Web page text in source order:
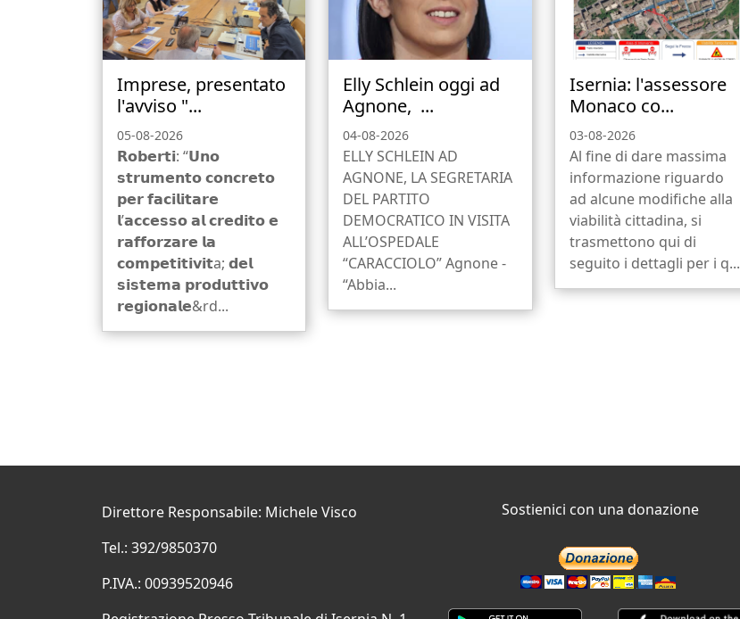
Imprese, presentato
l'avviso "...
05-08-2026
𝗥𝗼𝗯𝗲𝗿𝘁𝗶: “𝗨𝗻𝗼
𝘀𝘁𝗿𝘂𝗺𝗲𝗻𝘁𝗼 𝗰𝗼𝗻𝗰𝗿𝗲𝘁𝗼
𝗽𝗲𝗿 𝗳𝗮𝗰𝗶𝗹𝗶𝘁𝗮𝗿𝗲
𝗹’𝗮𝗰𝗰𝗲𝘀𝘀𝗼 𝗮𝗹 𝗰𝗿𝗲𝗱𝗶𝘁𝗼 𝗲
𝗿𝗮𝗳𝗳𝗼𝗿𝘇𝗮𝗿𝗲 𝗹𝗮
𝗰𝗼𝗺𝗽𝗲𝘁𝗶𝘁𝗶𝘃𝗶𝘁a; 𝗱𝗲𝗹
𝘀𝗶𝘀𝘁𝗲𝗺𝗮 𝗽𝗿𝗼𝗱𝘂𝘁𝘁𝗶𝘃𝗼
𝗿𝗲𝗴𝗶𝗼𝗻𝗮𝗹𝗲&rd...
Elly Schlein oggi ad
Agnone, ...
04-08-2026
ELLY SCHLEIN AD
AGNONE, LA SEGRETARIA
DEL PARTITO
DEMOCRATICO IN VISITA
ALL’OSPEDALE
“CARACCIOLO” Agnone -
“Abbia...
Isernia: l'assessore
Monaco co...
03-08-2026
Al fine di dare massima
informazione riguardo
ad alcune modifiche alla
viabilità cittadina, si
trasmettono qui di
seguito i dettagli per i q...
Direttore Responsabile: Michele Visco
Tel.: 392/9850370
P.IVA.: 00939520946
Sostienici con una donazione